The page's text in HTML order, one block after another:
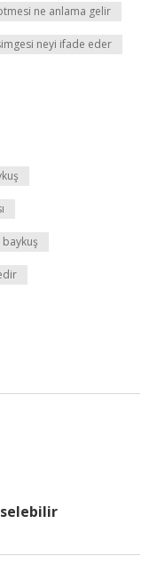
ne anlama gelir
neyi ifade eder